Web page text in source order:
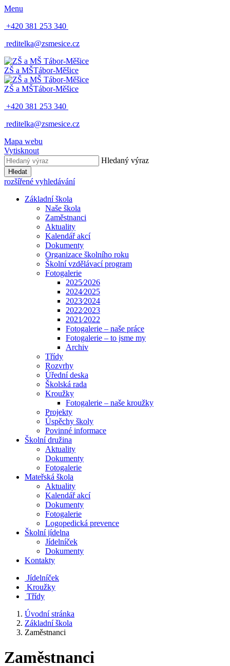
Menu
+420 381 253 340
reditelka@zsmesice.cz
ZŠ a MŠTábor-Měšice
ZŠ a MŠTábor-Měšice
+420 381 253 340
reditelka@zsmesice.cz
Mapa webu
Vytisknout
Hledaný výraz
Hledat
rozšířené vyhledávání
Základní škola
Naše škola
Zaměstnanci
Aktuality
Kalendář akcí
Dokumenty
Organizace školního roku
Školní vzdělávací program
Fotogalerie
2025⁄2026
2024⁄2025
2023⁄2024
2022⁄2023
2021⁄2022
Fotogalerie – naše práce
Fotogalerie – to jsme my
Archiv
Třídy
Rozvrhy
Úřední deska
Školská rada
Kroužky
Fotogalerie – naše kroužky
Projekty
Úspěchy školy
Povinné informace
Školní družina
Aktuality
Dokumenty
Fotogalerie
Mateřská škola
Aktuality
Kalendář akcí
Dokumenty
Fotogalerie
Logopedická prevence
Školní jídelna
Jídelníček
Dokumenty
Kontakty
Jídelníček
Kroužky
Třídy
Úvodní stránka
Základní škola
Zaměstnanci
Zaměstnanci